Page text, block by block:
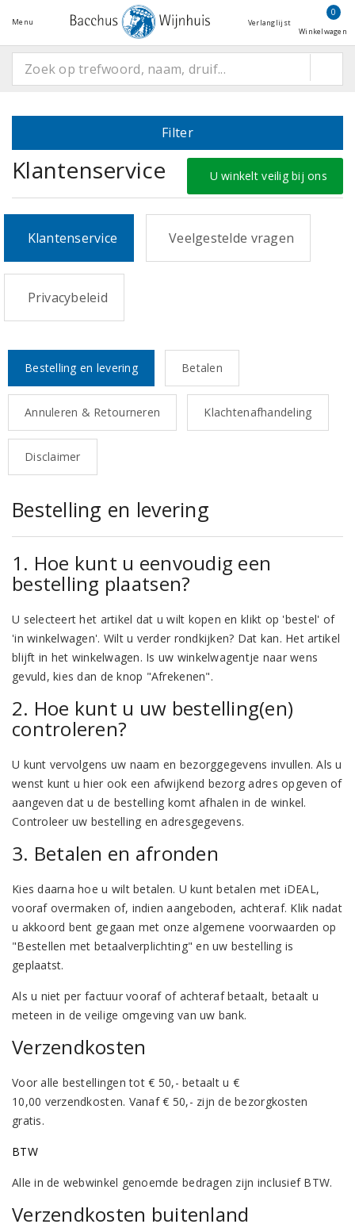
Menu Verlanglijst
0
Winkelwagen
Filter
U winkelt veilig bij ons
Klantenservice
Klantenservice Veelgestelde vragen
Privacybeleid
Bestelling en levering Betalen
Annuleren & Retourneren Klachtenafhandeling
Disclaimer
Bestelling en levering
1. Hoe kunt u eenvoudig een
bestelling plaatsen?
U selecteert het artikel dat u wilt kopen en klikt op 'bestel' of
'in winkelwagen'. Wilt u verder rondkijken? Dat kan. Het artikel
blijft in het winkelwagen. Is uw winkelwagentje naar wens
gevuld, kies dan de knop "Afrekenen".
2. Hoe kunt u uw bestelling(en)
controleren?
U kunt vervolgens uw naam en bezorggegevens invullen. Als u
wenst kunt u hier ook een afwijkend bezorg adres opgeven of
aangeven dat u de bestelling komt afhalen in de winkel.
Controleer uw bestelling en adresgegevens.
3. Betalen en afronden
Kies daarna hoe u wilt betalen. U kunt betalen met iDEAL,
vooraf overmaken of, indien aangeboden, achteraf. Klik nadat
u akkoord bent gegaan met onze algemene voorwaarden op
"Bestellen met betaalverplichting" en uw bestelling is
geplaatst.
Als u niet per factuur vooraf of achteraf betaalt, betaalt u
meteen in de veilige omgeving van uw bank.
Verzendkosten
Voor alle bestellingen tot € 50,- betaalt u €
10,00 verzendkosten. Vanaf € 50,- zijn de bezorgkosten
gratis.
BTW
Alle in de webwinkel genoemde bedragen zijn inclusief BTW.
Verzendkosten buitenland